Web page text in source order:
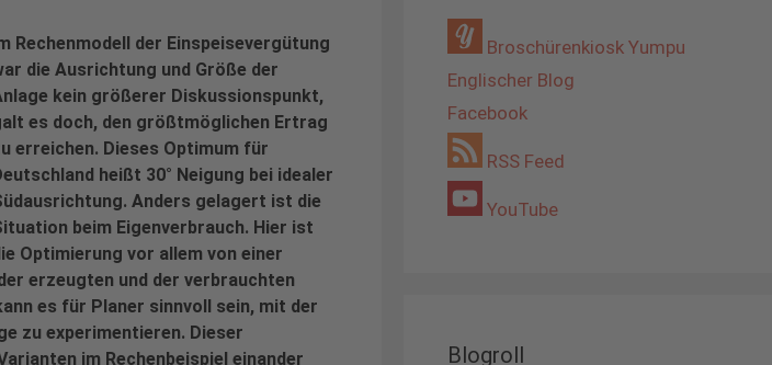
Rechenmodell der Einspeisevergütung
die Ausrichtung und Größe der
kein größerer Diskussionspunkt,
es doch, den größtmöglichen Ertrag
erreichen. Dieses Optimum für
heißt 30° Neigung bei idealer
Anders gelagert ist die
beim Eigenverbrauch. Hier ist
Optimierung vor allem von einer
erzeugten und der verbrauchten
es für Planer sinnvoll sein, mit der
zu experimentieren. Dieser
im Rechenbeispiel einander
Broschürenkiosk Yumpu
Englischer Blog
Facebook
RSS Feed
YouTube
Blogroll